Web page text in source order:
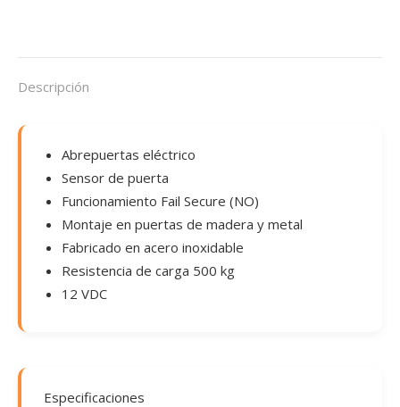
Descripción
Abrepuertas eléctrico
Sensor de puerta
Funcionamiento Fail Secure (NO)
Montaje en puertas de madera y metal
Fabricado en acero inoxidable
Resistencia de carga 500 kg
12 VDC
Especificaciones